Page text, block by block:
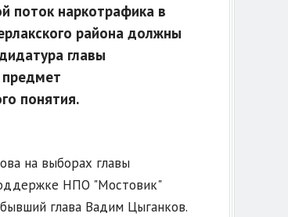
поток наркотрафика в
района должны
главы
понятия.
на выборах главы
НПО "Мостовик"
глава Вадим Цыганков.